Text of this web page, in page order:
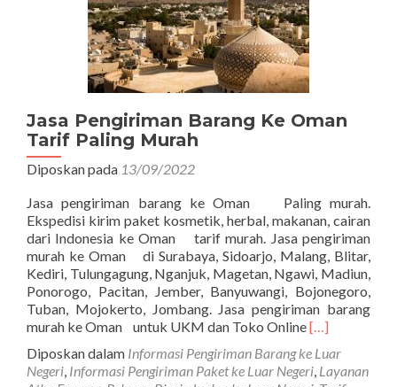
Jasa Pengiriman Barang Ke Oman
Tarif Paling Murah
Diposkan pada 13/09/2022
Jasa pengiriman barang ke Oman Paling murah.
Ekspedisi kirim paket kosmetik, herbal, makanan, cairan
dari Indonesia ke Oman tarif murah. Jasa pengiriman
murah ke Oman di Surabaya, Sidoarjo, Malang, Blitar,
Kediri, Tulungagung, Nganjuk, Magetan, Ngawi, Madiun,
Ponorogo, Pacitan, Jember, Banyuwangi, Bojonegoro,
Tuban, Mojokerto, Jombang. Jasa pengiriman barang
murah ke Oman untuk UKM dan Toko OnlineRead
about
Jasa
[…]
Diposkan dalam Informasi Pengiriman Barang ke Luar
Negeri, Informasi Pengiriman Paket ke Luar Negeri, Layanan